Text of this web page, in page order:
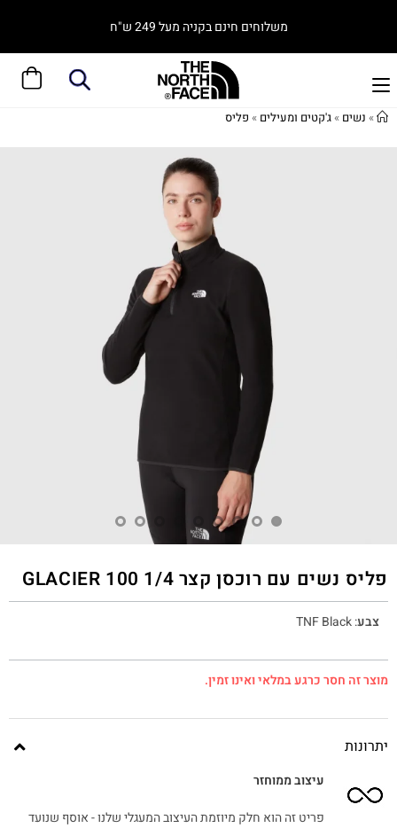
משלוחים חינם בקניה מעל 249 ש"ח
» נשים »ג'קטים ומעילים » פליס
פליס נשים עם רוכסן קצר 1/4 100 GLACIER
צבע:
TNF Black
מוצר זה חסר כרגע במלאי ואינו זמין.
יתרונות
עיצוב ממוחזר
פריט זה הוא חלק מיוזמת העיצוב המעגלי שלנו - אוסף שנועד